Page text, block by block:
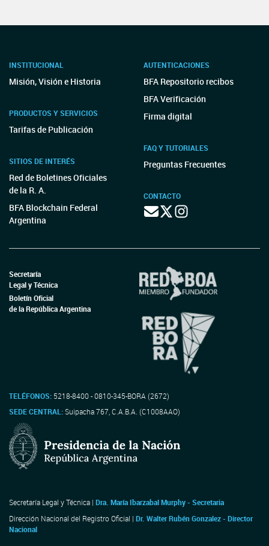
INSTITUCIONAL
Misión, Visión e Historia
PRODUCTOS Y SERVICIOS
Tarifas de Publicación
SITIOS DE INTERÉS
Red de Boletines Oficiales
de la R. A.
BFA Blockchain Federal
Argentina
AUTENTICACIONES
BFA Repositorio recibos
BFA Verificación
Firma digital
FAQ Y TUTORIALES
Preguntas Frecuentes
CONTACTO
Secretaría
Legal y Técnica
Boletín Oficial
de la República Argentina
TELÉFONOS: 5218-8400 - 0810-345-BORA (2672)
SEDE CENTRAL:Suipacha 767, C.A.B.A. (C1008AAO)
Secretaría Legal y Técnica | Dra. María Ibarzabal Murphy - Secretaria
Dirección Nacional del Registro Oficial | Dr. Walter Rubén Gonzalez - Director
Nacional